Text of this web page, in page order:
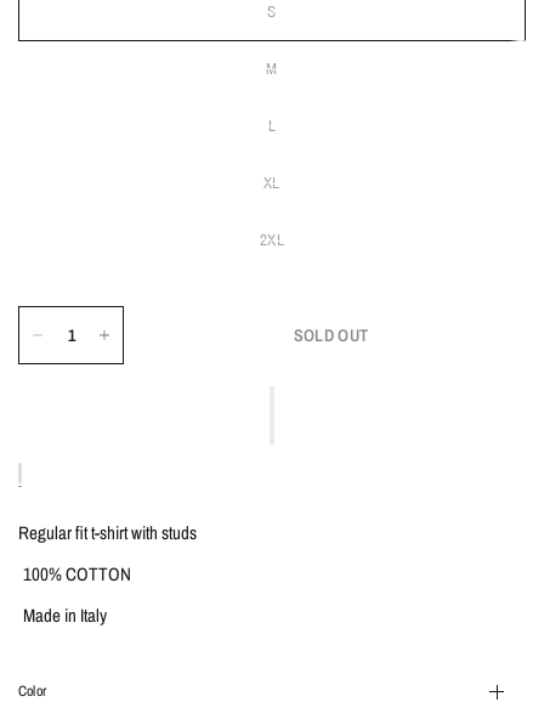
S
M
L
XL
2XL
SOLD OUT
Regular fit t-shirt with studs
100% COTTON
Made in Italy
Color